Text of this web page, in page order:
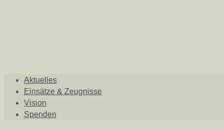
Aktuelles
Einsätze & Zeugnisse
Vision
Spenden